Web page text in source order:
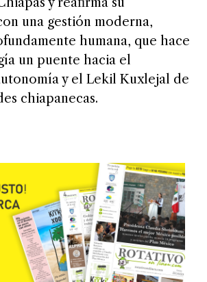
una gestión moderna,
humana, que hace
un puente hacia el
y el Lekil Kuxlejal de
chiapanecas.